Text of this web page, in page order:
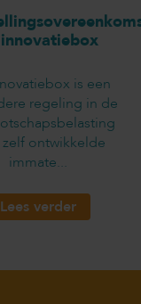
innovatiebox
is een
regeling in de
ontwikkelde
immate...
Lees verder